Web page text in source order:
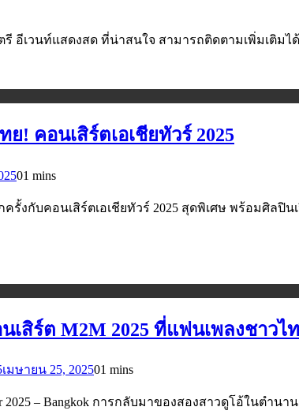
อีเวนท์แสดงสด ที่น่าสนใจ สามารถติดตามเพิ่มเติมไ
! คอนเสิร์ตเอเชียทัวร์ 2025
01 mins
รั้งกับคอนเสิร์ตเอเชียทัวร์ 2025 สุดพิเศษ พร้อมศิลปินเ
เสิร์ต M2M 2025 ที่แฟนเพลงชาวไ
เมษายน 25, 202501 mins
2025 – Bangkok การกลับมาของสองสาวดูโอ้ในต